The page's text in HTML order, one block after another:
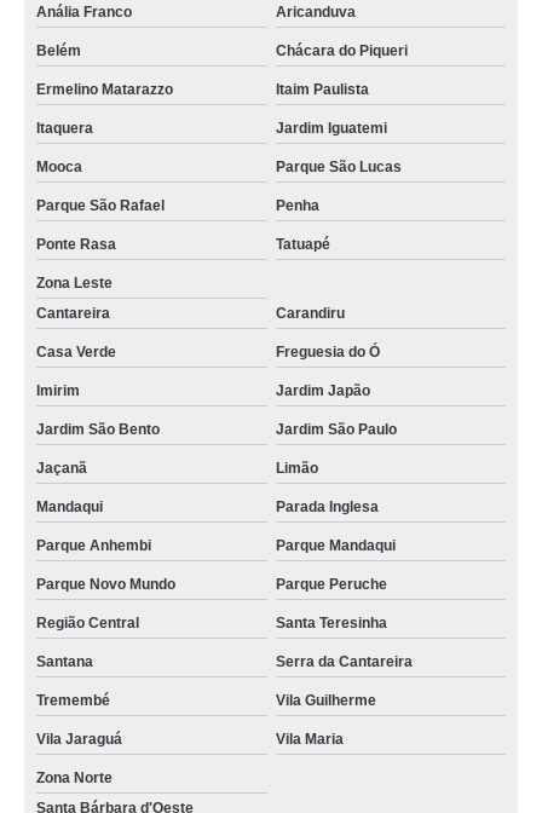
Anália Franco
Aricanduva
Belém Chácara do Piqueri
Ermelino Matarazzo Itaim Paulista
Itaquera Jardim Iguatemi
Mooca Parque São Lucas
Parque São Rafael Penha
Ponte Rasa Tatuapé
Zona Leste
Cantareira
Carandiru
Casa Verde Freguesia do Ó
Imirim Jardim Japão
Jardim São Bento Jardim São Paulo
Jaçanã Limão
Mandaqui Parada Inglesa
Parque Anhembi Parque Mandaqui
Parque Novo Mundo Parque Peruche
Região Central Santa Teresinha
Santana Serra da Cantareira
Tremembé Vila Guilherme
Vila Jaraguá Vila Maria
Zona Norte
Santa Bárbara d'Oeste